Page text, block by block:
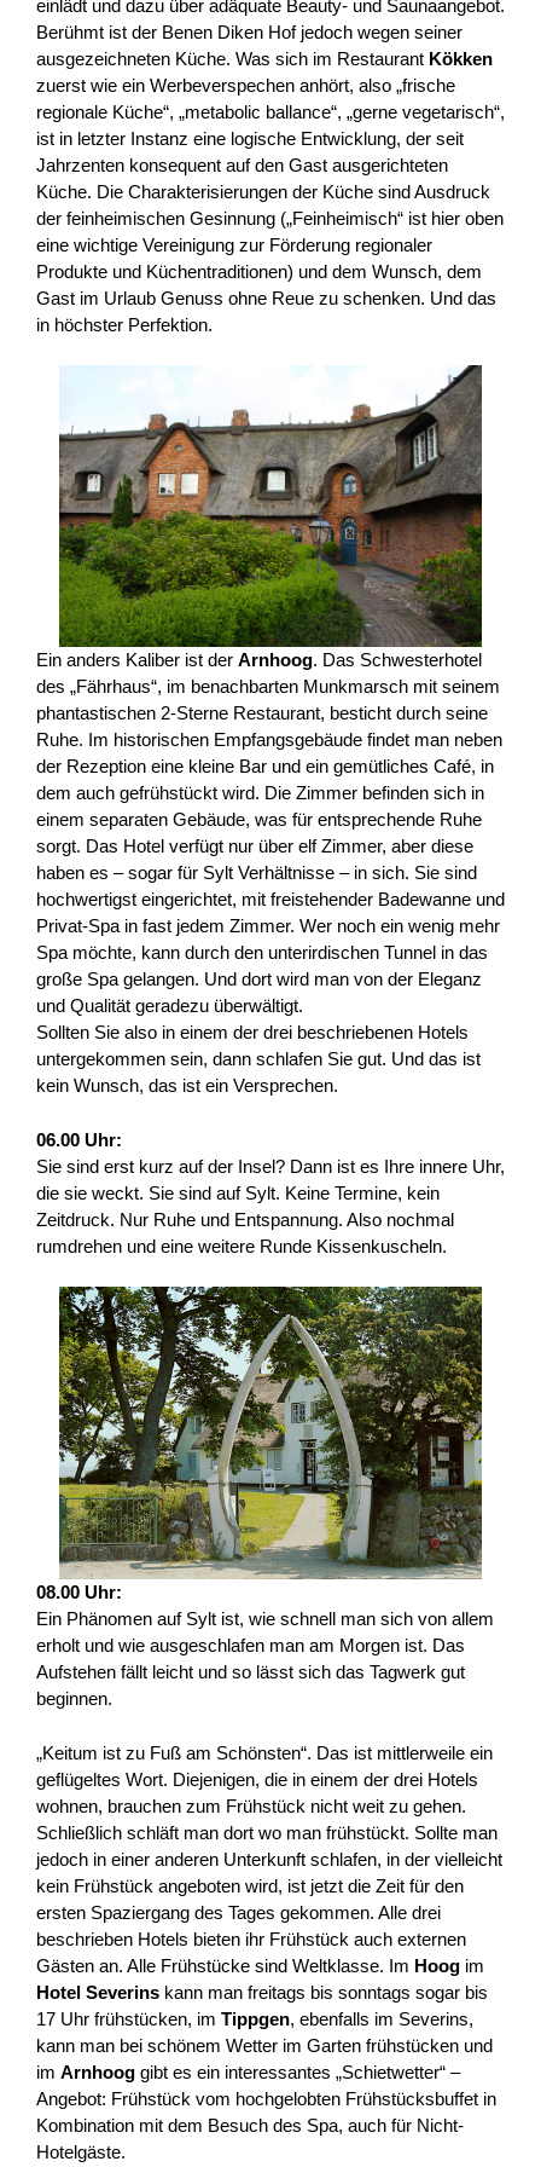
einlädt und dazu über adäquate Beauty- und Saunaangebot.
Berühmt ist der Benen Diken Hof jedoch wegen seiner
ausgezeichneten Küche. Was sich im Restaurant Kökken
zuerst wie ein Werbeverspechen anhört, also „frische
regionale Küche“, „metabolic ballance“, „gerne vegetarisch“,
ist in letzter Instanz eine logische Entwicklung, der seit
Jahrzenten konsequent auf den Gast ausgerichteten
Küche. Die Charakterisierungen der Küche sind Ausdruck
der feinheimischen Gesinnung („Feinheimisch“ ist hier oben
eine wichtige Vereinigung zur Förderung regionaler
Produkte und Küchentraditionen) und dem Wunsch, dem
Gast im Urlaub Genuss ohne Reue zu schenken. Und das
in höchster Perfektion.
Ein anders Kaliber ist der Arnhoog. Das Schwesterhotel
des „Fährhaus“, im benachbarten Munkmarsch mit seinem
phantastischen 2-Sterne Restaurant, besticht durch seine
Ruhe. Im historischen Empfangsgebäude findet man neben
der Rezeption eine kleine Bar und ein gemütliches Café, in
dem auch gefrühstückt wird. Die Zimmer befinden sich in
einem separaten Gebäude, was für entsprechende Ruhe
sorgt. Das Hotel verfügt nur über elf Zimmer, aber diese
haben es – sogar für Sylt Verhältnisse – in sich. Sie sind
hochwertigst eingerichtet, mit freistehender Badewanne und
Privat-Spa in fast jedem Zimmer. Wer noch ein wenig mehr
Spa möchte, kann durch den unterirdischen Tunnel in das
große Spa gelangen. Und dort wird man von der Eleganz
und Qualität geradezu überwältigt.
Sollten Sie also in einem der drei beschriebenen Hotels
untergekommen sein, dann schlafen Sie gut. Und das ist
kein Wunsch, das ist ein Versprechen.
06.00 Uhr:
Sie sind erst kurz auf der Insel? Dann ist es Ihre innere Uhr,
die sie weckt. Sie sind auf Sylt. Keine Termine, kein
Zeitdruck. Nur Ruhe und Entspannung. Also nochmal
rumdrehen und eine weitere Runde Kissenkuscheln.
08.00 Uhr:
Ein Phänomen auf Sylt ist, wie schnell man sich von allem
erholt und wie ausgeschlafen man am Morgen ist. Das
Aufstehen fällt leicht und so lässt sich das Tagwerk gut
beginnen.
„Keitum ist zu Fuß am Schönsten“. Das ist mittlerweile ein
geflügeltes Wort. Diejenigen, die in einem der drei Hotels
wohnen, brauchen zum Frühstück nicht weit zu gehen.
Schließlich schläft man dort wo man frühstückt. Sollte man
jedoch in einer anderen Unterkunft schlafen, in der vielleicht
kein Frühstück angeboten wird, ist jetzt die Zeit für den
ersten Spaziergang des Tages gekommen. Alle drei
beschrieben Hotels bieten ihr Frühstück auch externen
Gästen an. Alle Frühstücke sind Weltklasse. Im Hoog im
Hotel Severins kann man freitags bis sonntags sogar bis
17 Uhr frühstücken, im Tippgen, ebenfalls im Severins,
kann man bei schönem Wetter im Garten frühstücken und
im Arnhoog gibt es ein interessantes „Schietwetter“ –
Angebot: Frühstück vom hochgelobten Frühstücksbuffet in
Kombination mit dem Besuch des Spa, auch für Nicht-
Hotelgäste.